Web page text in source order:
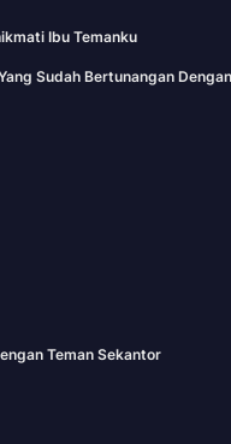
Ibu Temanku
Sudah Bertunangan
Teman Sekantor